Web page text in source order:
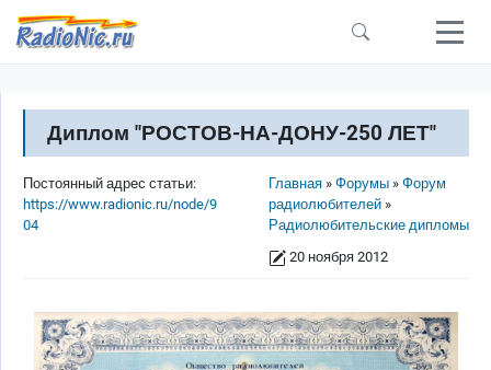
Перейти к основному содержанию
Диплом "РОСТОВ-НА-ДОНУ-250 ЛЕТ"
Строка навигации
Главная Форумы
Форум
радиолюбителей
Радиолюбительские дипломы
20 ноября 2012
Постоянный адрес статьи:
https://www.radionic.ru/node/9
04